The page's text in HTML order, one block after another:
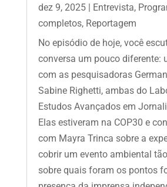
dez 9, 2025| Entrevista,
completos, Reportagem
No episódio de hoje, você
conversa um pouco diferente:
com as pesquisadoras
Sabine Righetti, ambas do
Estudos Avançados em
Elas estiveram na COP30 e
com Mayra Trinca sobre a
cobrir um evento ambiental
sobre quais foram os pontos